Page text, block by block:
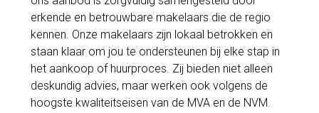
erkende en betrouwbare makelaars die de regio
kennen. Onze makelaars zijn lokaal betrokken en
staan klaar om jou te ondersteunen bij elke stap in
het aankoop of huurproces. Zij bieden niet alleen
deskundig advies, maar werken ook volgens de
hoogste kwaliteitseisen van de MVA en de NVM.